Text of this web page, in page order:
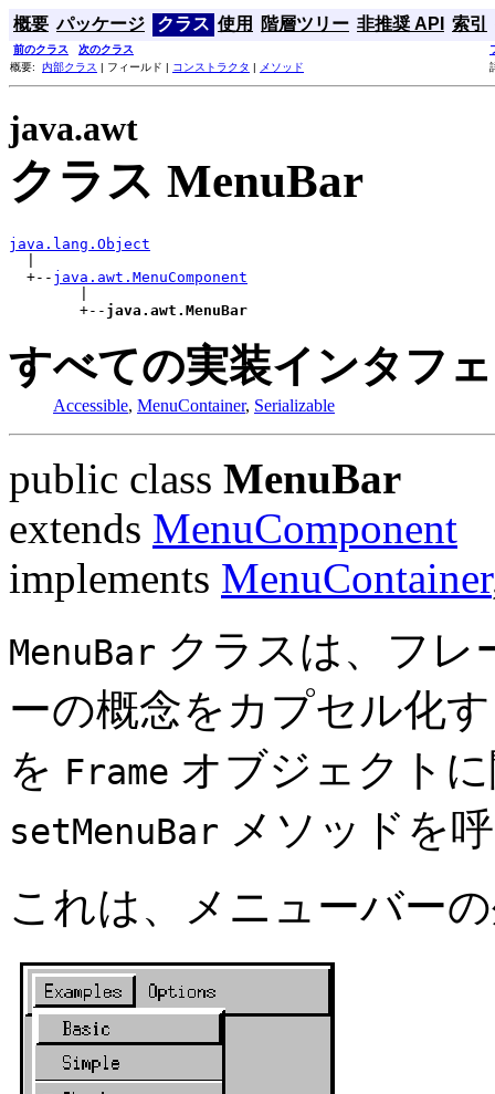
概要 パッケージ クラス 使用 階層ツリー 非推奨 API 索引
前のクラス 次のクラス
概要: 内部クラス | フィールド | コンストラクタ | メソッド
java.awt
クラス MenuBar
java.lang.Object
  +--
java.awt.MenuComponent
        +--
java.awt.MenuBar
すべての実装インタフ
Accessible, MenuContainer, Serializable
public class MenuBar
extends MenuComponent
implements MenuContainer
MenuBar クラスは、フレ
ーの概念をカプセル化
を Frame オブジェクト
setMenuBar メソッドを
これは、メニューバー